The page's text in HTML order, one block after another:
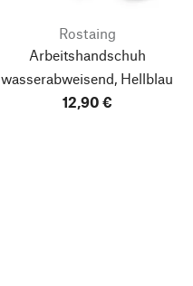
Rostaing
Arbeitshandschuh
wasserabweisend, Hellblau
12,90 €